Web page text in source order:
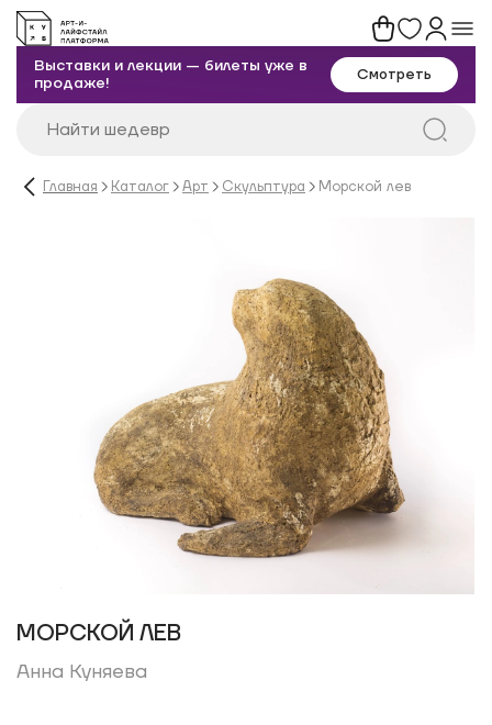
Выставки и лекции — билеты уже в
продаже!
Смотреть
Главная Каталог Арт Скульптура Морской лев
МОРСКОЙ ЛЕВ
Анна Куняева